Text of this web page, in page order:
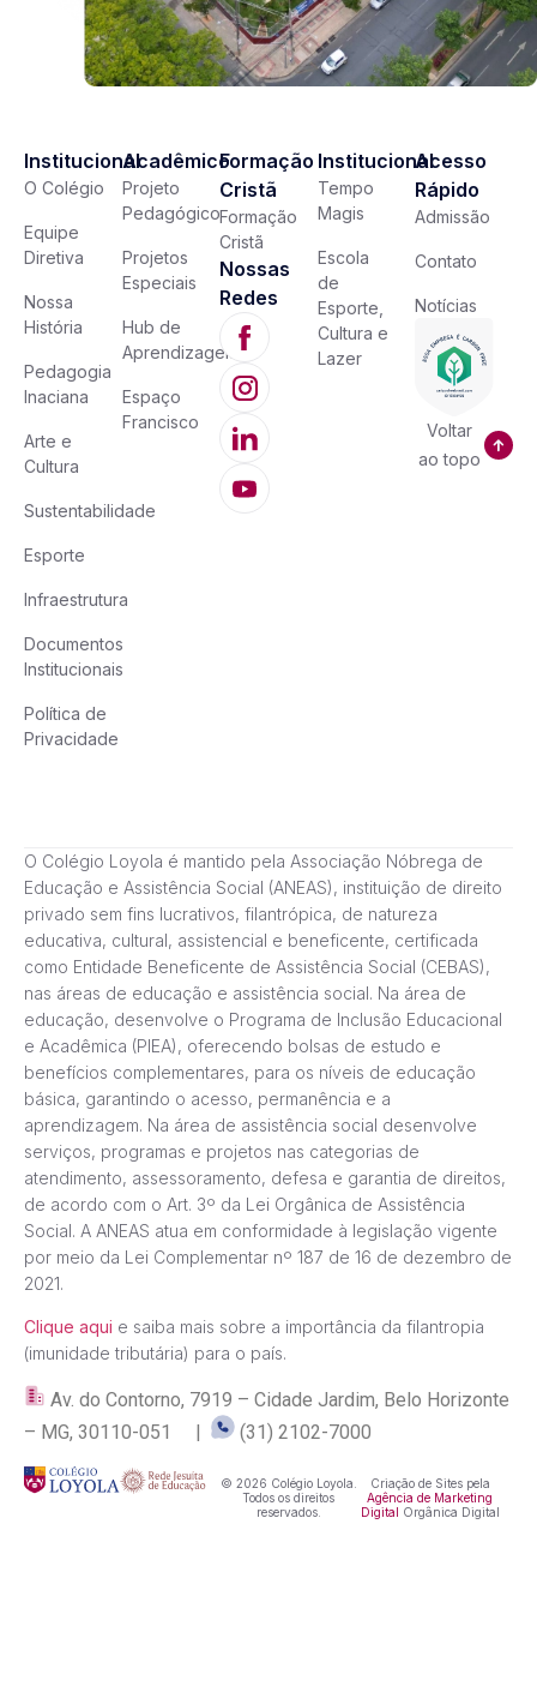
Institucional
O Colégio
Equipe
Diretiva
Nossa
História
Pedagogia
Inaciana
Arte e
Cultura
Sustentabilidade
Esporte
Infraestrutura
Documentos
Institucionais
Política de
Privacidade
Acadêmico
Projeto
Pedagógico
Projetos
Especiais
Hub de
Aprendizagem
Espaço
Francisco
Formação
Cristã
Formação
Cristã
Nossas
Redes
Institucional
Tempo
Magis
Escola
de
Esporte,
Cultura e
Lazer
Acesso
Rápido
Admissão
Contato
Notícias
Voltar
ao topo
O Colégio Loyola é mantido pela Associação Nóbrega de
Educação e Assistência Social (ANEAS), instituição de direito
privado sem fins lucrativos, filantrópica, de natureza
educativa, cultural, assistencial e beneficente, certificada
como Entidade Beneficente de Assistência Social (CEBAS),
nas áreas de educação e assistência social. Na área de
educação, desenvolve o Programa de Inclusão Educacional
e Acadêmica (PIEA), oferecendo bolsas de estudo e
benefícios complementares, para os níveis de educação
básica, garantindo o acesso, permanência e a
aprendizagem. Na área de assistência social desenvolve
serviços, programas e projetos nas categorias de
atendimento, assessoramento, defesa e garantia de direitos,
de acordo com o Art. 3º da Lei Orgânica de Assistência
Social. A ANEAS atua em conformidade à legislação vigente
por meio da Lei Complementar nº 187 de 16 de dezembro de
2021.
Clique aqui e saiba mais sobre a importância da filantropia
(imunidade tributária) para o país.
Av. do Contorno, 7919 – Cidade Jardim, Belo Horizonte
– MG, 30110-051 |
(31) 2102-7000
© 2026 Colégio Loyola.
Todos os direitos
reservados.
Criação de Sites pela
Agência de Marketing
Digital Orgânica Digital